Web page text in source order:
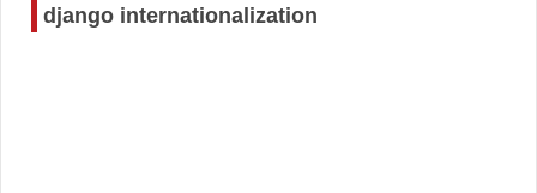
django internationalization